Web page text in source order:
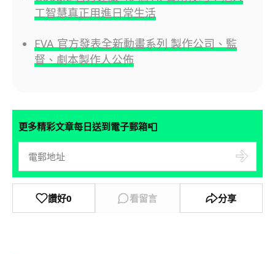
工智慧真正用進日常生活
EVA 官方發表全新動畫系列 製作公司、監
督、劇本製作人公佈
更多精彩文章每日送到電子郵箱📮
讚好0 看留言 分享